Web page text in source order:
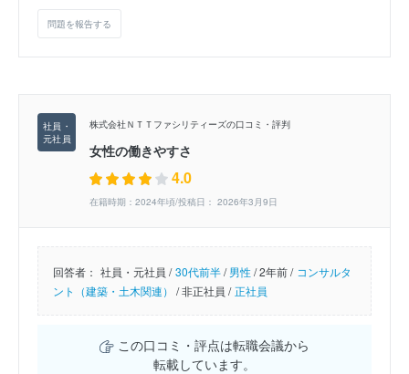
問題を報告する
株式会社ＮＴＴファシリティーズの口コミ・評判
女性の働きやすさ
4.0
在籍時期：2024年頃/投稿日： 2026年3月9日
回答者： 社員・元社員 / 30代前半/男性/2年前 / コンサルタ
ント（建築・土木関連） /非正社員 / 正社員
この口コミ・評点は転職会議から
転載しています。